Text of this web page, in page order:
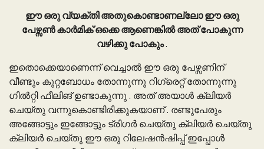
ഈ ഒരു വ്യക്തി അതുകൊണ്ടാണല്ലോ ഈ ഒരു
പേഴ്സൺ കാർമിക് ഒക്കെ ആണെങ്കിൽ അത് പോകുന്ന
വഴിക്കു പോകും.
ഇതൊക്കെയാണെന്ന് വെച്ചാൽ ഈ ഒരു പേഴ്സണിന്
വീണ്ടും കുറ്റബോധം തോന്നുന്നു റിഗ്രെറ്റ് തോന്നുന്നു
ഗിൽറ്റി ഫീലിങ് ഉണ്ടാകുന്നു . അത് അയാൾ ക്ലിയർ
ചെയ്തു വന്നുകൊണ്ടിരിക്കുകയാണ് . രണ്ടുപേരും
അങ്ങോട്ടും ഇങ്ങോട്ടും ട്രിഗർ ചെയ്തു ക്ലിയർ ചെയ്തു
ക്ലിയർ ചെയ്തു ഈ ഒരു റിലേഷൻഷിപ്പ് ഇപ്പോൾ